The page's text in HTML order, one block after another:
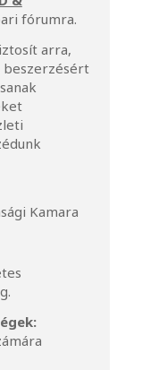
fórumra.
arra,
beszerzésért
Kamara